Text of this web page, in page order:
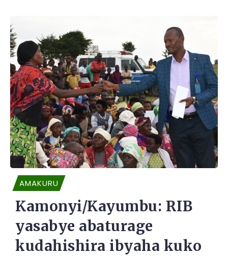
AMAKURU
Kamonyi/Kayumbu: RIB
yasabye abaturage
kudahishira ibyaha kuko